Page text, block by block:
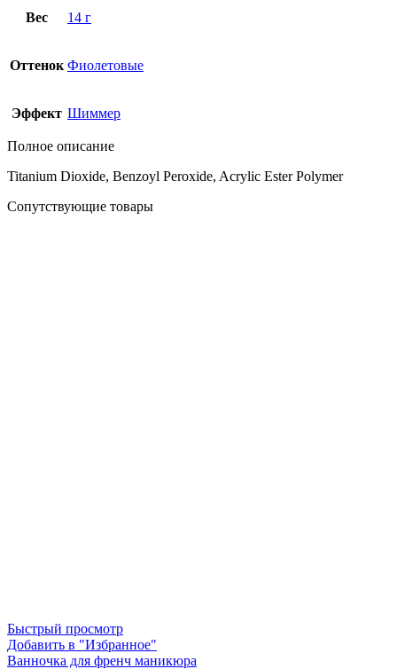
Вес 14 г
Оттенок Фиолетовые
Эффект Шиммер
Полное описание
Titanium Dioxide, Benzoyl Peroxide, Acrylic Ester Polymer
Сопутствующие товары
Быстрый просмотр
Добавить в "Избранное"
Ванночка для френч маникюра